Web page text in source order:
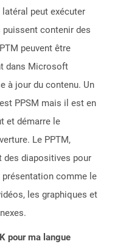
peut exécuter
contenir des
peuvent être
dans Microsoft
à jour du contenu. Un
PPSM mais il est en
et démarre le
Le PPTM,
des diapositives pour
comme le
les graphiques et
pour ma langue